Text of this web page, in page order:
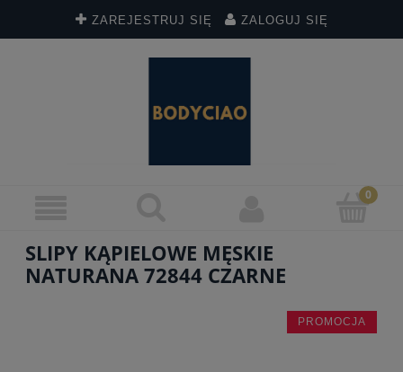
ZAREJESTRUJ SIĘ ZALOGUJ SIĘ
SLIPY KĄPIELOWE MĘSKIE
NATURANA 72844 CZARNE
PROMOCJA